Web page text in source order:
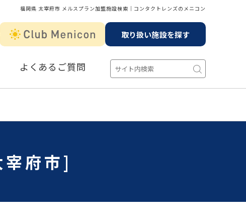
福岡県 太宰府市 メルスプラン加盟施設検索│コンタクトレンズのメニコン
取り扱い施設を探す
よくあるご質問
府市]